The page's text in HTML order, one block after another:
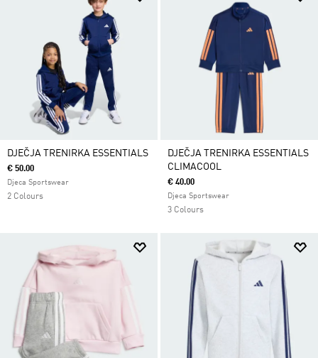
DJEČJA TRENIRKA ESSENTIALS
€ 50.00
Djeca Sportswear
2 Colours
DJEČJA TRENIRKA ESSENTIALS
CLIMACOOL
€ 40.00
Djeca Sportswear
3 Colours